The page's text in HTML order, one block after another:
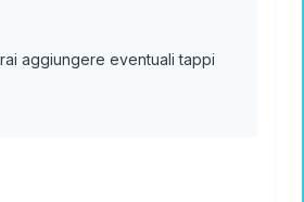
aggiungere eventuali tappi